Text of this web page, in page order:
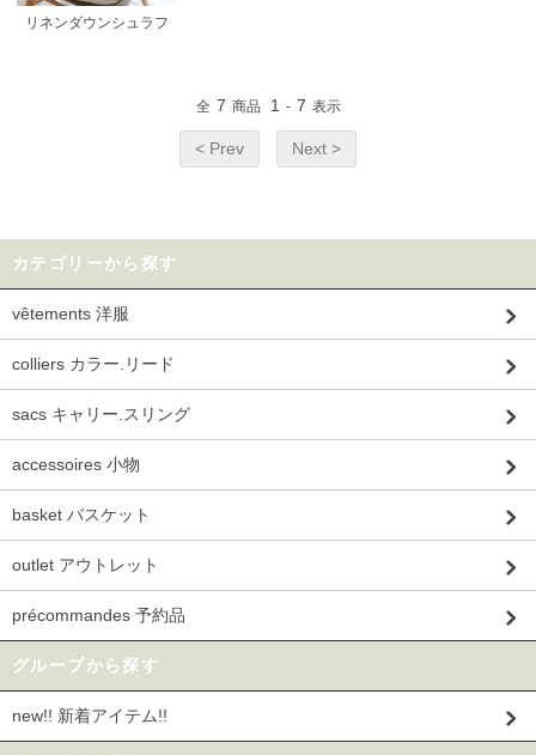
リネンダウンシュラフ
全 7 商品 1 - 7 表示
< Prev Next >
カテゴリーから探す
vêtements 洋服
colliers カラー.リード
sacs キャリー.スリング
accessoires 小物
basket バスケット
outlet アウトレット
précommandes 予約品
グループから探す
new!! 新着アイテム!!